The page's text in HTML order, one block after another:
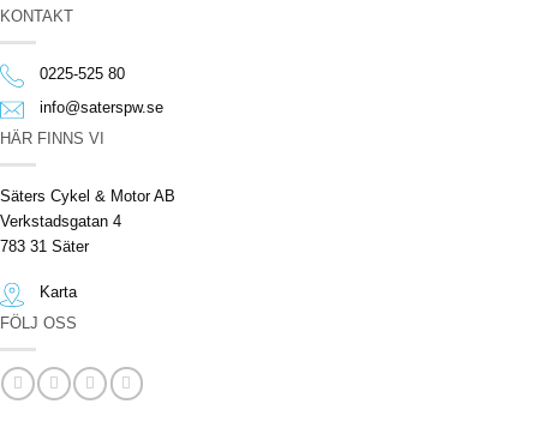
KONTAKT
0225-525 80
info@saterspw.se
HÄR FINNS VI
Säters Cykel & Motor AB
Verkstadsgatan 4
783 31 Säter
Karta
FÖLJ OSS